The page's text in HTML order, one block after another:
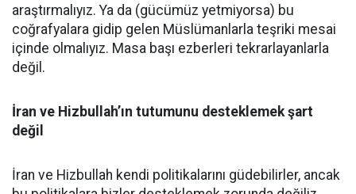
araştırmalıyız. Ya da (gücümüz yetmiyorsa) bu
coğrafyalara gidip gelen Müslümanlarla teşriki mesai
içinde olmalıyız. Masa başı ezberleri tekrarlayanlarla
değil.
İran ve Hizbullah’ın tutumunu desteklemek şart
değil
İran ve Hizbullah kendi politikalarını güdebilirler, ancak